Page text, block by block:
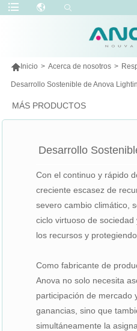
Inicio > Acerca de nosotros >
Desarrollo Sostenible de Anova
MÁS PRODUCTOS
Desarrollo
Con el continuo y rápido
creciente escasez de
severo cambio climático,
ciclo virtuoso de
los recursos y
Como fabricante de
Anova no solo necesita
participación de mercado
ganancias, sino que
simultáneamente la